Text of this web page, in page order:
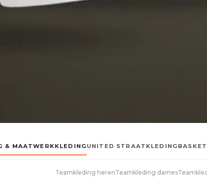
& MAATWERKKLEDING UNITED STRAATKLEDING
Teamkleding herenTeamkleding dames